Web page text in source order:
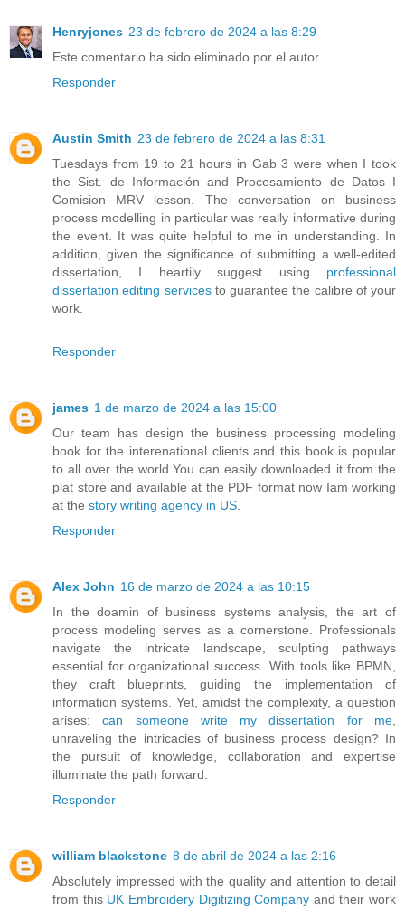
Henryjones 23 de febrero de 2024 a las 8:29
Este comentario ha sido eliminado por el autor.
Responder
Austin Smith 23 de febrero de 2024 a las 8:31
Tuesdays from 19 to 21 hours in Gab 3 were when I took
the Sist. de Información and Procesamiento de Datos I
Comision MRV lesson. The conversation on business
process modelling in particular was really informative during
the event. It was quite helpful to me in understanding. In
addition, given the significance of submitting a well-edited
dissertation, I heartily suggest using professional
dissertation editing servicesto guarantee the calibre of your
work.
Responder
james 1 de marzo de 2024 a las 15:00
Our team has design the business processing modeling
book for the interenational clients and this book is popular
to all over the world.You can easily downloaded it from the
plat store and available at the PDF format now Iam working
at the story writing agency in US.
Responder
Alex John 16 de marzo de 2024 a las 10:15
In the doamin of business systems analysis, the art of
process modeling serves as a cornerstone. Professionals
navigate the intricate landscape, sculpting pathways
essential for organizational success. With tools like BPMN,
they craft blueprints, guiding the implementation of
information systems. Yet, amidst the complexity, a question
arises:can someone write my dissertation for me,
unraveling the intricacies of business process design? In
the pursuit of knowledge, collaboration and expertise
illuminate the path forward.
Responder
william blackstone 8 de abril de 2024 a las 2:16
Absolutely impressed with the quality and attention to detail
from this UK Embroidery Digitizing Company and their work